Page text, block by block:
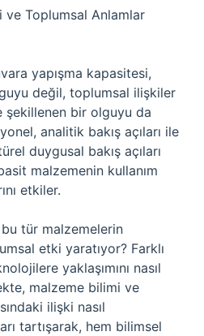
ve Toplumsal Anlamlar
yapışma kapasitesi,
değil, toplumsal ilişkiler
bir olguyu da
analitik bakış açıları ile
duygusal bakış açıları
malzemenin kullanım
etkiler.
tür malzemelerin
etki yaratıyor? Farklı
yaklaşımını nasıl
malzeme bilimi ve
ilişki nasıl
tartışarak, hem bilimsel